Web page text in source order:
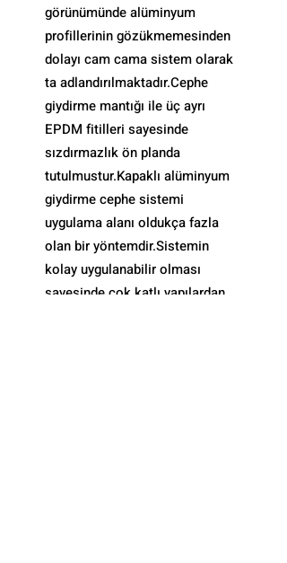
görünümünde alüminyum
profillerinin gözükmemesinden
dolayı cam cama sistem olarak
ta adlandırılmaktadır.Cephe
giydirme mantığı ile üç ayrı
EPDM fitilleri sayesinde
sızdırmazlık ön planda
tutulmustur.Kapaklı alüminyum
giydirme cephe sistemi
uygulama alanı oldukça fazla
olan bir yöntemdir.Sistemin
kolay uygulanabilir olması
sayesinde çok katlı yapılardan